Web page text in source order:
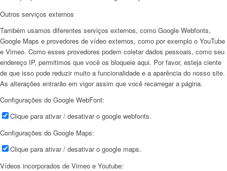
Outros serviços externos
Também usamos diferentes serviços externos, como Google Webfonts,
Google Maps e provedores de vídeo externos, como por exemplo o YouTube
e Vimeo. Como esses provedores podem coletar dados pessoais, como seu
endereço IP, permitimos que você os bloqueie aqui. Por favor, esteja ciente
de que isso pode reduzir muito a funcionalidade e a aparência do nosso site.
As alterações entrarão em vigor assim que você recarregar a página.
Configurações do Google WebFont:
Clique para ativar / desativar o google webfonts.
Configurações do Google Maps:
Clique para ativar / desativar o google maps.
Vídeos incorporados de Vimeo e Youtube: